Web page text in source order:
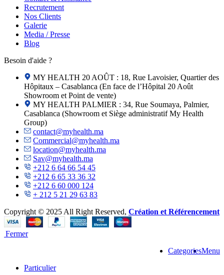
Recrutement
Nos Clients
Galerie
Media / Presse
Blog
Besoin d'aide ?
MY HEALTH 20 AOÛT : 18, Rue Lavoisier, Quartier des
Hôpitaux – Casablanca (En face de l’Hôpital 20 Août
Showroom et Point de vente)
MY HEALTH PALMIER : 34, Rue Soumaya, Palmier,
Casablanca (Showroom et Siège administratif My Health
Group)
contact@myhealth.ma
Commercial@myhealth.ma
location@myhealth.ma
Sav@myhealth.ma
+212 6 64 66 54 45
+212 6 65 33 36 32
+212 6 60 000 124
+ 212 5 21 29 63 83
Copyright © 2025 All Right Reserved, Création et Référencement
Fermer
Menu
Categories
Particulier